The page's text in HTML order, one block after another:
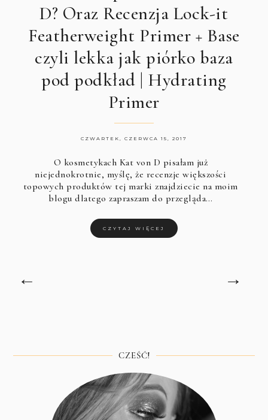
D? Oraz Recenzja Lock-it
Featherweight Primer + Base
czyli lekka jak piórko baza
pod podkład | Hydrating
Primer
CZWARTEK, CZERWCA 15, 2017
O kosmetykach Kat von D pisałam już
niejednokrotnie, myślę, że recenzje większości
topowych produktów tej marki znajdziecie na moim
blogu dlatego zapraszam do przegląda…
CZYTAJ WIĘCEJ
← →
CZEŚĆ!